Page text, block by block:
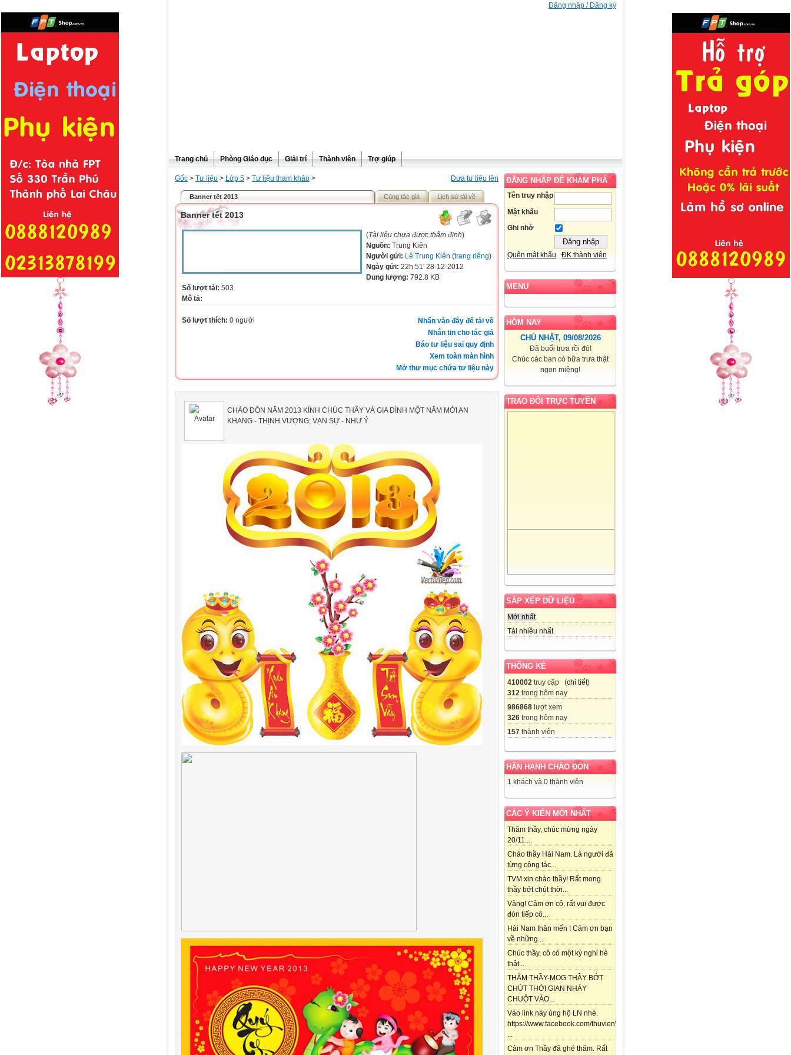
Đăng nhập / Đăng ký
Trang chủ Phòng Giáo dục Giải trí Thành viên Trợ giúp
ĐĂNG NHẬP ĐỂ KHÁM PHÁ
Tên truy nhập
Mật khẩu
Ghi nhớ
Quên mật khẩu ĐK thành viên
MENU
HÔM NAY
CHỦ NHẬT, 09/08/2026
Đã buổi trưa rồi đó!
Chúc các bạn có bữa trưa thật
ngon miệng!
TRAO ĐỔI TRỰC TUYẾN
SẮP XẾP DỮ LIỆU
Mới nhất
Tải nhiều nhất
THỐNG KÊ
410002 truy cập (chi tiết)
312 trong hôm nay
986868 lượt xem
326 trong hôm nay
157 thành viên
HÂN HẠNH CHÀO ĐÓN
1 khách và 0 thành viên
CÁC Ý KIẾN MỚI NHẤT
Thăm thầy, chúc mừng ngày
20/11....
Chào thầy Hải Nam. Là người đã
từng công tác...
TVM xin chào thầy! Rất mong
thầy bớt chút thời...
Vâng! Cảm ơn cô, rất vui được
đón tiếp cô...
Hải Nam thân mến ! Cảm ơn bạn
về những...
Chúc thầy, cô có một kỳ nghỉ hè
thật...
THĂM THẦY-MOG THẦY BỚT
CHÚT THỜI GIAN NHÁY
CHUỘT VÀO...
Vào link này ủng hộ LN nhé.
https://www.facebook.com/thuvienViolet.vn/posts/118357841688292
...
Cảm ơn Thầy đã ghé thăm. Rất
Đưa tư liệu lên
Gốc > Tư liệu > Lớp 5 > Tư liệu tham khảo >
Banner tết 2013 Cùng tác giả Lịch sử tải về
Banner tết 2013
(Tài liệu chưa được thẩm định)
Nguồn: Trung Kiên
Người gửi: Lê Trung Kiên (trang riêng)
Ngày gửi: 22h:51' 28-12-2012
Dung lượng: 792.8 KB
Số lượt tải: 503
Mô tả:
Nhấn vào đây để tải về
Nhắn tin cho tác giả
Báo tư liệu sai quy định
Xem toàn màn hình
Mở thư mục chứa tư liệu này
Số lượt thích: 0 người
CHÀO ĐÓN NĂM 2013 KÍNH CHÚC THẦY VÀ GIA ĐÌNH MỘT NĂM MỚI AN
KHANG - THỊNH VƯỢNG; VẠN SỰ - NHƯ Ý